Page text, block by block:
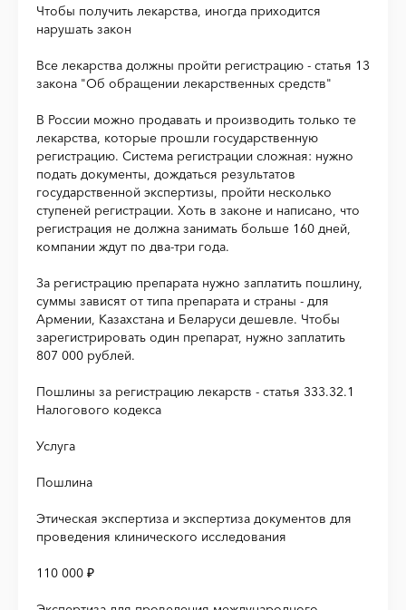
Чтобы получить лекарства, иногда приходится
нарушать закон
Все лекарства должны пройти регистрацию - статья 13
закона "Об обращении лекарственных средств"
В России можно продавать и производить только те
лекарства, которые прошли государственную
регистрацию. Система регистрации сложная: нужно
подать документы, дождаться результатов
государственной экспертизы, пройти несколько
ступеней регистрации. Хоть в законе и написано, что
регистрация не должна занимать больше 160 дней,
компании ждут по два-три года.
За регистрацию препарата нужно заплатить пошлину,
суммы зависят от типа препарата и страны - для
Армении, Казахстана и Беларуси дешевле. Чтобы
зарегистрировать один препарат, нужно заплатить
807 000 рублей.
Пошлины за регистрацию лекарств - статья 333.32.1
Налогового кодекса
Услуга
Пошлина
Этическая экспертиза и экспертиза документов для
проведения клинического исследования
110 000 ₽